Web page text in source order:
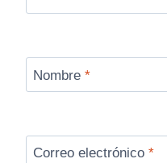
Nombre *
Correo electrónico *